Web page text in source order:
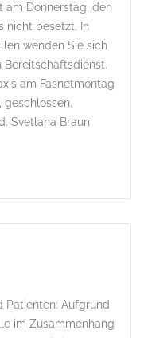
am Donnerstag, den
nicht besetzt. In
wenden Sie sich
am Fasnetmontag
geschlossen.
Svetlana Braun
Patienten: Aufgrund
im Zusammenhang